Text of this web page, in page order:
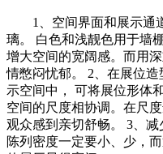
1、空间界面和展示通
璃。 白色和浅靓色用于墙
增大空间的宽阔感。而用
情憋闷忧郁。 2、在展位
示空间中， 可将展位形体
空间的尺度相协调。在尺
观众感到亲切舒畅。 3、
陈列密度一定要小、少，